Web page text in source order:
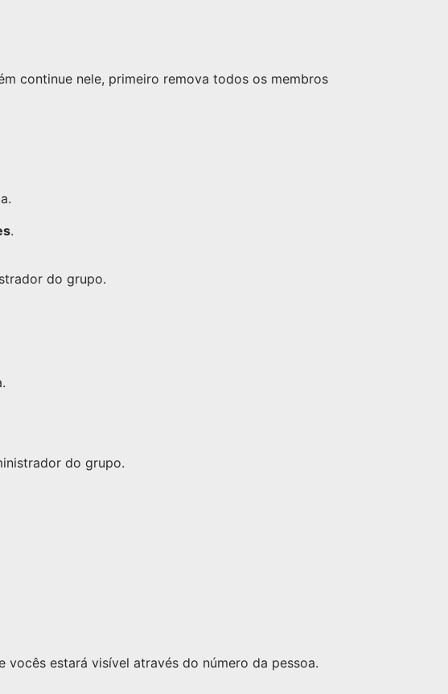
continue nele, primeiro remova todos os membros
.
do grupo.
do grupo.
estará visível através do número da pessoa.